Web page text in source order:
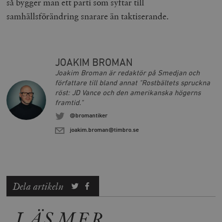
samhällsförändring snarare än taktiserande.
JOAKIM BROMAN
Joakim Broman är redaktör på Smedjan och
författare till bland annat "Rostbältets spruckna
röst: JD Vance och den amerikanska högerns
framtid."
@bromantiker
joakim.broman@timbro.se
Dela artikeln
_hjFirstSeen
woocommerce_items_in_cart
__cf_bm